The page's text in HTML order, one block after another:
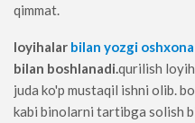
qimmat.
loyihalar bilan yozgi oshxona
bilan boshlanadi.qurilish
juda ko'p mustaqil ishni olib.
kabi binolarni tartibga solish